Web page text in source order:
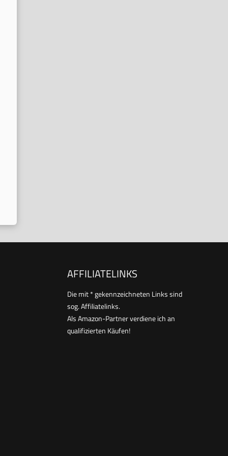
AFFILIATELINKS
Die mit * gekennzeichneten Links sind
sog. Affiliatelinks.
Als Amazon-Partner verdiene ich an
qualifizierten Käufen!